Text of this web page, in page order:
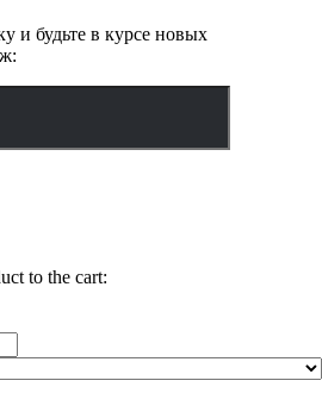
и будьте в курсе новых
to the cart: